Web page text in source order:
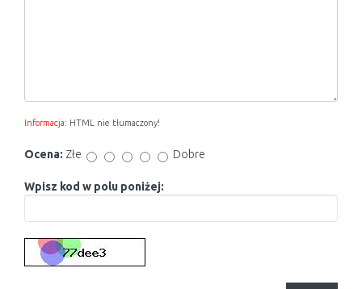
Informacja: HTML nie tłumaczony!
Ocena: Złe Dobre
Wpisz kod w polu poniżej: